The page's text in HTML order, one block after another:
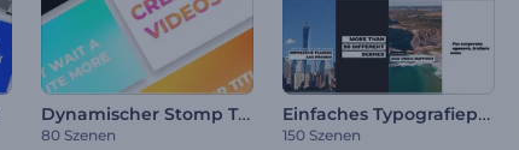
Dynamischer Stomp Titelpaket
80 Szenen
Einfaches Typografiepaket
150 Szenen